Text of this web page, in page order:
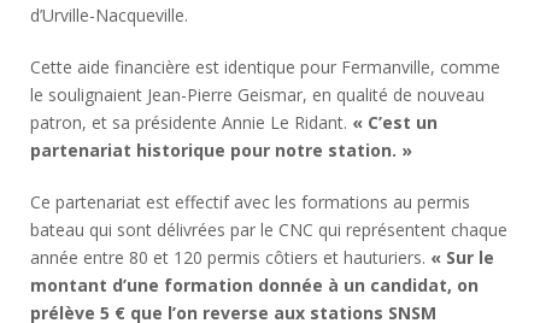
d’Urville-Nacqueville.
Cette aide financière est identique pour Fermanville, comme
le soulignaient Jean-Pierre Geismar, en qualité de nouveau
patron, et sa présidente Annie Le Ridant. « C’est un
partenariat historique pour notre station. »
Ce partenariat est effectif avec les formations au permis
bateau qui sont délivrées par le CNC qui représentent chaque
année entre 80 et 120 permis côtiers et hauturiers. « Sur le
montant d’une formation donnée à un candidat, on
prélève 5 € que l’on reverse aux stations SNSM